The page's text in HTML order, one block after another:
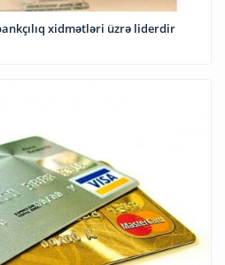
xidmətləri üzrə liderdir